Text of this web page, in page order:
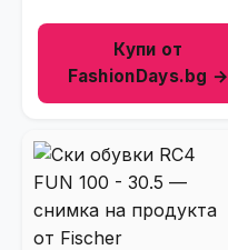
Купи от
FashionDays.bg →